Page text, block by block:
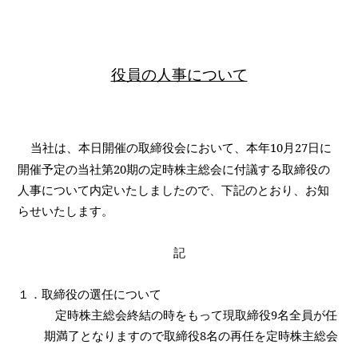
役員の人事について
当社は、本日開催の取締役会において、本年10月27日に
開催予定の当社第20期の定時株主総会に付議する取締役の
人事について内定いたしましたので、下記のとおり、お知
らせいたします。
記
１．取締役の選任について
定時株主総会終結の時をもって現取締役9名全員が任
期満了となりますので取締役8名の再任を定時株主総会